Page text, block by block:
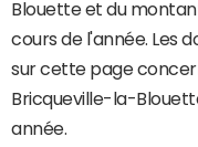
Blouette et du
cours de l'année. Les
sur cette page
Bricqueville-la-
année.